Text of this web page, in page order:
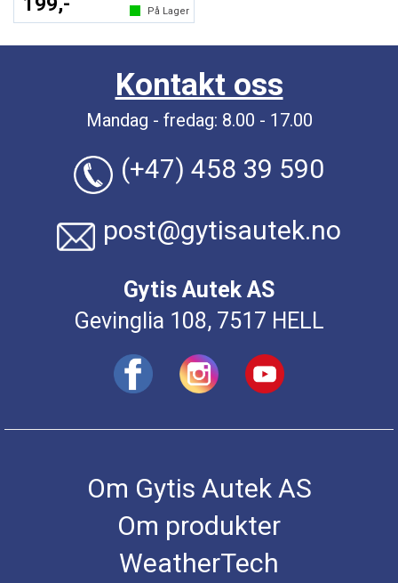
På Lager
Kontakt oss
Mandag - fredag: 8.00 - 17.00
(+47) 458 39 590
post@gytisautek.no
Gytis Autek AS
Gevinglia 108, 7517 HELL
Om Gytis Autek AS
Om produkter
WeatherTech